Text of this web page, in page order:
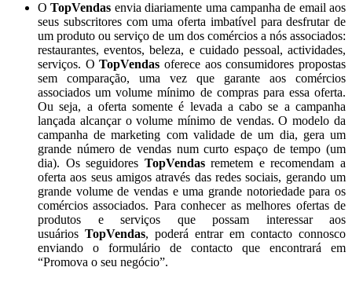
OTopVendas envia diariamente uma campanha de email aos
seus subscritores com uma oferta imbatível para desfrutar de
um produto ou serviço de um dos comércios a nós associados:
restaurantes, eventos, beleza, e cuidado pessoal, actividades,
serviços. OTopVendas oferece aos consumidores propostas
sem comparação, uma vez que garante aos comércios
associados um volume mínimo de compras para essa oferta.
Ou seja, a oferta somente é levada a cabo se a campanha
lançada alcançar o volume mínimo de vendas. O modelo da
campanha de marketing com validade de um dia, gera um
grande número de vendas num curto espaço de tempo (um
dia). Os seguidores TopVendasremetem e recomendam a
oferta aos seus amigos através das redes sociais, gerando um
grande volume de vendas e uma grande notoriedade para os
comércios associados. Para conhecer as melhores ofertas de
produtos e serviços que possam interessar aos
usuários TopVendas, poderá entrar em contacto connosco
enviando o formulário de contacto que encontrará em
“Promova o seu negócio”.